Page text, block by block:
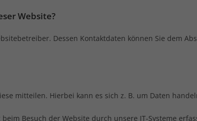
Website?
Dessen Kontaktdaten können Sie dem
mitteilen. Hierbei kann es sich z. B. um Daten
Besuch der Website durch unsere IT-Systeme